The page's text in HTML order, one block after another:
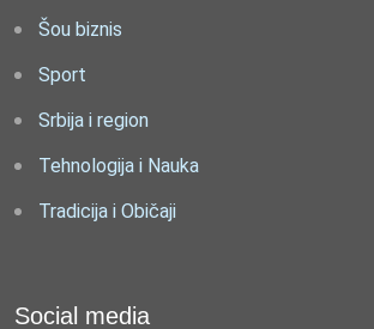
Šou biznis
Sport
Srbija i region
Tehnologija i Nauka
Tradicija i Običaji
Social media